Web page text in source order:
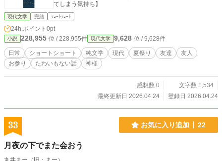
てしまう気持ち】
現代文学 完結 ｼｮｰﾄｼｮｰﾄ
24h.ポイント 0pt
小説 228,955 位 / 228,955件 現代文学 9,628 位 / 9,628件
日常 ショートショート 純文学 現代 夏祭り 友達
友人
お参り
たわいもない話 神様
感想数 0
文字数 1,534
最終更新日 2026.04.24
登録日 2026.04.24
33 お気に入り追加 22
月夜の下でまた会おう